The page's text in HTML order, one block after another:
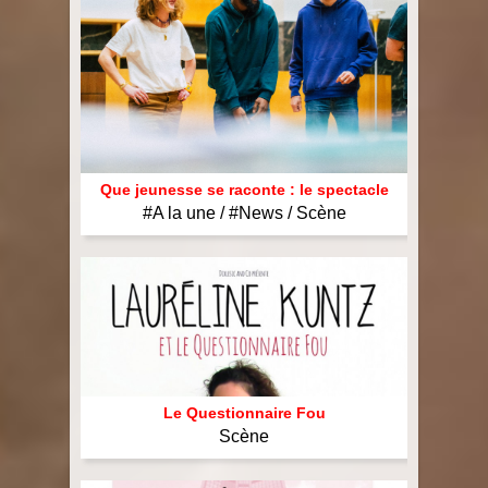
#Coups de ♥
#Faqs ٩(͡๏̯͡๏)۶
¸¸.•*•♪ღ♪•*
SCENE
Le Questionnaire Fou
Le Kabaret Kuntz
Wonderkuntz
Arrête de t’plaindre (…)
Miss Crise
Présentation
Equipe ▂▃▅▇█▓
WORKSHOP
Action Pédagogique
Ateliers / Cours / Stages ✲´*。❄
Eclats de rire / Ateliers Youtubeurs
Revue de presse -`ღ´-
Photos / Vidéos くコ:彡
CONTACT
L’ÉCOLE
Que jeunesse se raconte : le spectacle
#A la une / #News / Scène
Le Questionnaire Fou
Scène